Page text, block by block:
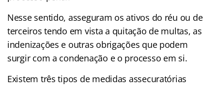
Nesse sentido, asseguram os ativos do réu ou de
terceiros tendo em vista a quitação de multas, as
indenizações e outras obrigações que podem
surgir com a condenação e o processo em si.
Existem três tipos de medidas assecuratórias